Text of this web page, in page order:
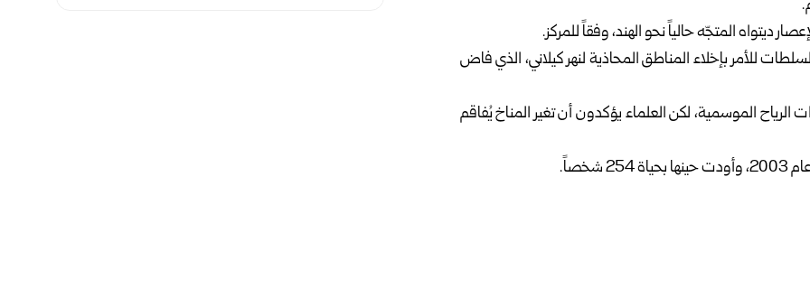
ديتواه المتجّه حالياً نحو الهند، وفقاً للمركز.
للأمر بإخلاء المناطق المحاذية لنهر كيلاني، الذي فاض
الموسمية، لكن العلماء يؤكدون أن تغير المناخ يُفاقم